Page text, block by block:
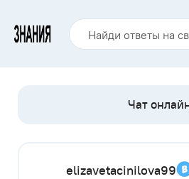
elizavetacinilova99